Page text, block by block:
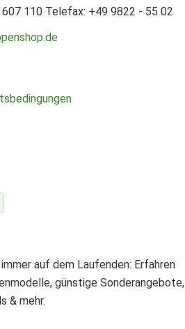
110 Telefax: +49 9822 - 55 02
auf dem Laufenden: Erfahren
günstige Sonderangebote,
& mehr.